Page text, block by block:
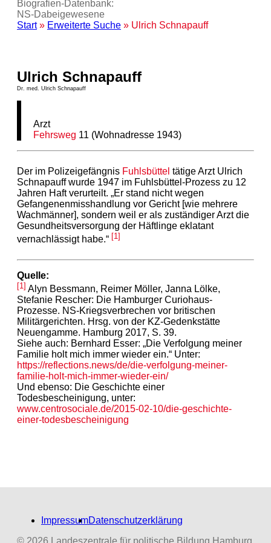
Biografien-Datenbank:
NS‑Dabeigewesene
Start» Erweiterte Suche » Ulrich Schnapauff
Ulrich Schnapauff
Dr. med. Ulrich Schnapauff
Arzt
Fehrsweg 11 (Wohnadresse 1943)
Der im Polizeigefängnis Fuhlsbüttel tätige Arzt Ulrich
Schnapauff wurde 1947 im Fuhlsbüttel-Prozess zu 12
Jahren Haft verurteilt. „Er stand nicht wegen
Gefangenenmisshandlung vor Gericht [wie mehrere
Wachmänner], sondern weil er als zuständiger Arzt die
Gesundheitsversorgung der Häftlinge eklatant
vernachlässigt habe.“ [1]
Quelle:
[1] Alyn Bessmann, Reimer Möller, Janna Lölke,
Stefanie Rescher: Die Hamburger Curiohaus-
Prozesse. NS-Kriegsverbrechen vor britischen
Militärgerichten. Hrsg. von der KZ-Gedenkstätte
Neuengamme. Hamburg 2017, S. 39.
Siehe auch: Bernhard Esser: „Die Verfolgung meiner
Familie holt mich immer wieder ein.“ Unter:
https://reflections.news/de/die-verfolgung-meiner-
familie-holt-mich-immer-wieder-ein/
Und ebenso: Die Geschichte einer
Todesbescheinigung, unter:
www.centrosociale.de/2015-02-10/die-geschichte-
einer-todesbescheinigung
ImpressumDatenschutzerklärung
© 2026 Landeszentrale für politische Bildung Hamburg